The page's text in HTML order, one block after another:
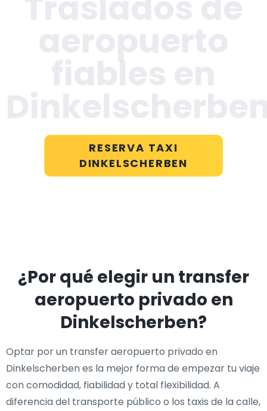
fiables en
RESERVA TAXI
DINKELSCHERBEN
¿Por qué elegir un transfer
aeropuerto privado en
Dinkelscherben?
Optar por un transfer aeropuerto privado en
Dinkelscherben es la mejor forma de empezar tu viaje
con comodidad, fiabilidad y total flexibilidad. A
diferencia del transporte público o los taxis de la calle,